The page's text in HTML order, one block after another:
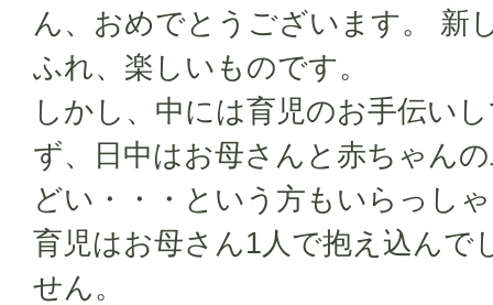
ん、おめでとうございます。 新
ふれ、楽しいものです。
しかし、中には育児のお手伝い
ず、日中はお母さんと赤ちゃん
どい・・・という方もいらっし
育児はお母さん1人で抱え込んで
せん。